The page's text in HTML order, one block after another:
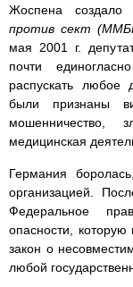
Жоспена создало
против сект
мая 2001 г.
почти
распускать любое
были признаны
мошенничество,
медицинская
Германия
организацией.
Федеральное
опасности,
закон о
любой